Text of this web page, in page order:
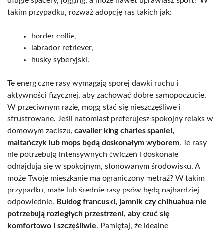
takim przypadku, rozważ adopcję ras takich jak:
border collie,
labrador retriever,
husky syberyjski.
Te energiczne rasy wymagają sporej dawki ruchu i
aktywności fizycznej, aby zachować dobre samopoczucie.
W przeciwnym razie, mogą stać się nieszczęśliwe i
sfrustrowane. Jeśli natomiast preferujesz spokojny relaks w
domowym zaciszu, cavalier king charles spaniel,
maltańczyk lub mops będą doskonałym wyborem. Te rasy
nie potrzebują intensywnych ćwiczeń i doskonale
odnajdują się w spokojnym, stonowanym środowisku. A
może Twoje mieszkanie ma ograniczony metraż? W takim
przypadku, małe lub średnie rasy psów będą najbardziej
odpowiednie. Buldog francuski, jamnik czy chihuahua nie
potrzebują rozległych przestrzeni, aby czuć się
komfortowo i szczęśliwie. Pamiętaj, że idealne